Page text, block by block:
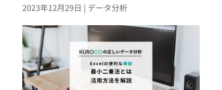
2023年12月29日 | データ分析